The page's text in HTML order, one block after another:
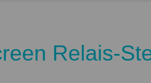
Relais-